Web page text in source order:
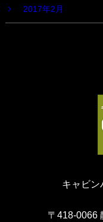
2017年2月
キャビ
〒418-0066